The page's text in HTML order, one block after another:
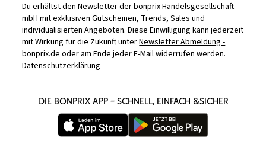
Du erhältst den Newsletter der bonprix Handelsgesellschaft
mbH mit exklusiven Gutscheinen, Trends, Sales und
individualisierten Angeboten. Diese Einwilligung kann jederzeit
mit Wirkung für die Zukunft unterNewsletter Abmeldung -
bonprix.deoder am Ende jeder E-Mail widerrufen werden.
Datenschutzerklärung
DIE BONPRIX APP – SCHNELL, EINFACH &SICHER